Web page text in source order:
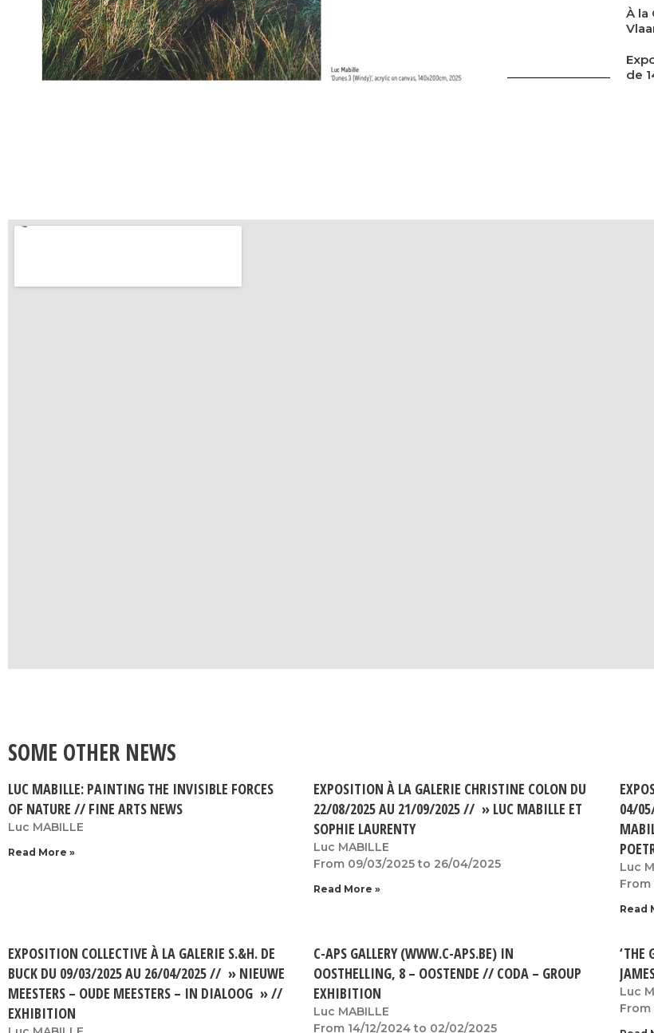
À la
de
SOME OTHER NEWS
LUC MABILLE: PAINTING THE INVISIBLE FORCES
OF NATURE // FINE ARTS NEWS
Luc MABILLE
Read More »
EXPOSITION À LA GALERIE CHRISTINE COLON DU
22/08/2025 AU 21/09/2025 // » LUC MABILLE ET
SOPHIE LAURENTY
Luc MABILLE
From 09/03/2025 to 26/04/2025
Read More »
04/
Luc
Read
EXPOSITION COLLECTIVE À LA GALERIE S.&H. DE
BUCK DU 09/03/2025 AU 26/04/2025 // » NIEUWE
MEESTERS – OUDE MEESTERS – IN DIALOOG » //
EXHIBITION
C-APS GALLERY (WWW.C-APS.BE) IN
OOSTHELLING, 8 – OOSTENDE // CODA – GROUP
EXHIBITION
Luc MABILLE
From 14/12/2024 to 02/02/2025
‘THE
Luc
From